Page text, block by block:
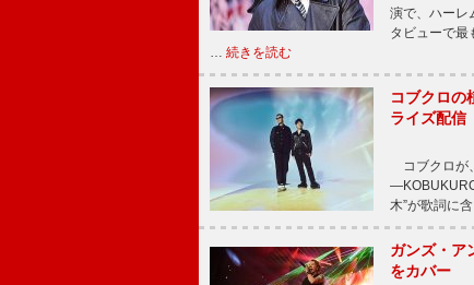
演で、ハーレ
タビューで
… 続きを読む
コブクロの
ライズ配信
コブクロが
木”が歌詞に
ガンズ・ア
をカバー